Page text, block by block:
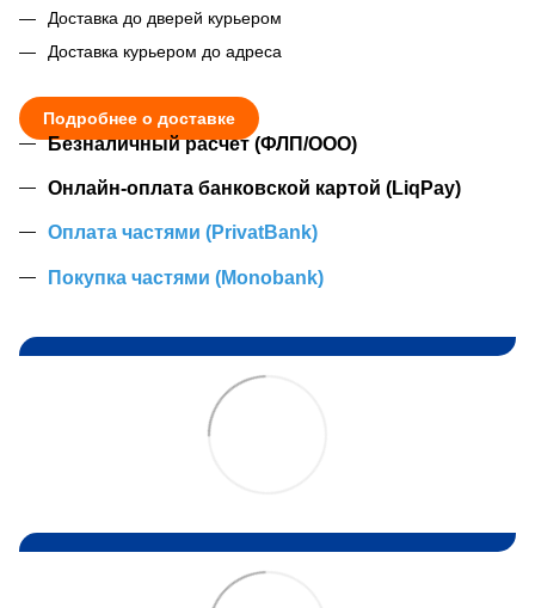
Доставка до дверей курьером
Доставка курьером до адреса
Подробнее о доставке
Безналичный расчет (ФЛП/ООО)
Онлайн-оплата банковской картой (LiqPay)
Оплата частями (PrivatBank)
Покупка частями (Monobank)